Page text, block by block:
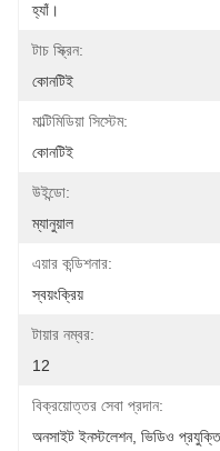
হ্যাঁ।
টাচ স্ক্রিন:
কোনটিই
মাল্টিমিডিয়া সিস্টেম:
কোনটিই
উইন্ডো:
ম্যানুয়াল
এয়ার কন্ডিশনার:
স্বয়ংক্রিয়
টায়ার নম্বর:
12
বিক্রয়োত্তর সেবা প্রদান:
অনসাইট ইনস্টলেশন, ভিডিও